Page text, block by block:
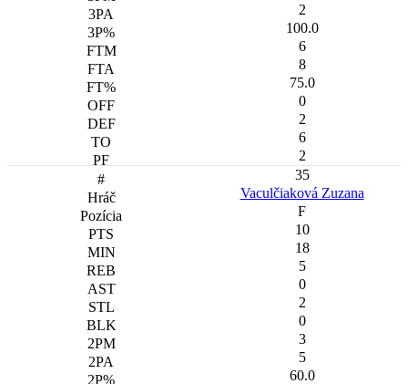
2
100.0
6
8
75.0
0
2
6
2
35
Vaculčiaková Zuzana
F
10
18
5
0
2
0
3
5
60.0